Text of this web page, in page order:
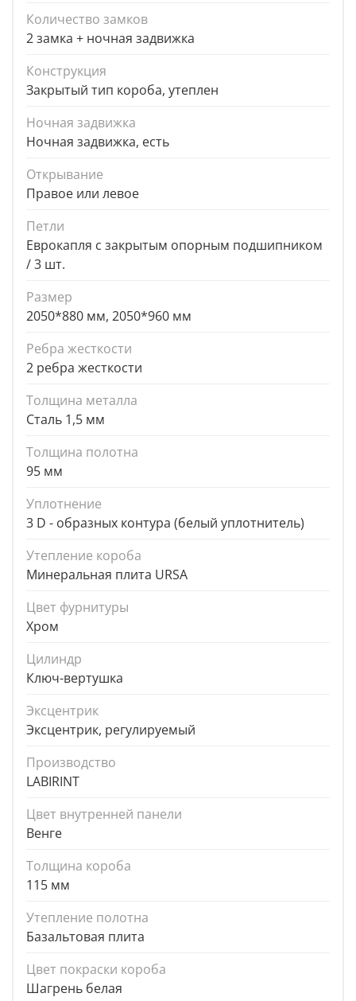
Количество замков
2 замка + ночная задвижка
Конструкция
Закрытый тип короба, утеплен
Ночная задвижка
Ночная задвижка, есть
Открывание
Правое или левое
Петли
Еврокапля с закрытым опорным подшипником
/ 3 шт.
Размер
2050*880 мм, 2050*960 мм
Ребра жесткости
2 ребра жесткости
Толщина металла
Сталь 1,5 мм
Толщина полотна
95 мм
Уплотнение
3 D - образных контура (белый уплотнитель)
Утепление короба
Минеральная плита URSA
Цвет фурнитуры
Хром
Цилиндр
Ключ-вертушка
Эксцентрик
Эксцентрик, регулируемый
Производство
LABIRINT
Цвет внутренней панели
Венге
Толщина короба
115 мм
Утепление полотна
Базальтовая плита
Цвет покраски короба
Шагрень белая